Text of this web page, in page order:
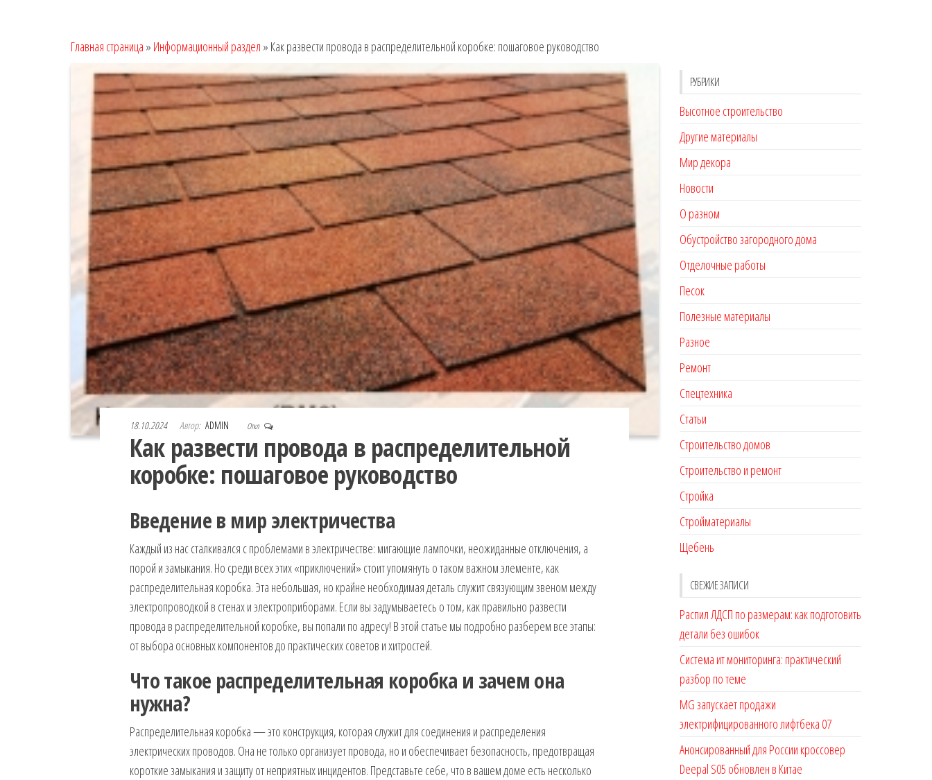
Главная страница » Информационный раздел » Как развести провода в распределительной коробке: пошаговое руководство
18.10.2024 Автор: ADMIN Откл
Как развести провода в распределительной
коробке: пошаговое руководство
Введение в мир электричества
Каждый из нас сталкивался с проблемами в электричестве: мигающие лампочки, неожиданные отключения, а
порой и замыкания. Но среди всех этих «приключений» стоит упомянуть о таком важном элементе, как
распределительная коробка. Эта небольшая, но крайне необходимая деталь служит связующим звеном между
электропроводкой в стенах и электроприборами. Если вы задумываетесь о том, как правильно развести
провода в распределительной коробке, вы попали по адресу! В этой статье мы подробно разберем все этапы:
от выбора основных компонентов до практических советов и хитростей.
Что такое распределительная коробка и зачем она
нужна?
Распределительная коробка — это конструкция, которая служит для соединения и распределения
электрических проводов. Она не только организует провода, но и обеспечивает безопасность, предотвращая
короткие замыкания и защиту от неприятных инцидентов. Представьте себе, что в вашем доме есть несколько
РУБРИКИ
Высотное строительство
Другие материалы
Мир декора
Новости
О разном
Обустройство загородного дома
Отделочные работы
Песок
Полезные материалы
Разное
Ремонт
Спецтехника
Статьи
Строительство домов
Строительство и ремонт
Стройка
Стройматериалы
Щебень
СВЕЖИЕ ЗАПИСИ
Распил ЛДСП по размерам: как подготовить
детали без ошибок
Система ит мониторинга: практический
разбор по теме
MG запускает продажи
электрифицированного лифтбека 07
Анонсированный для России кроссовер
Deepal S05 обновлен в Китае